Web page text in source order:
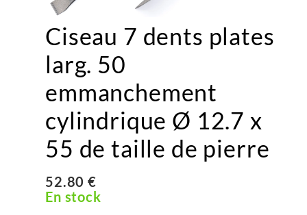
Ciseau 7 dents plates
larg. 50
emmanchement
cylindrique Ø 12.7 x
55 de taille de pierre
52.80 €
En stock